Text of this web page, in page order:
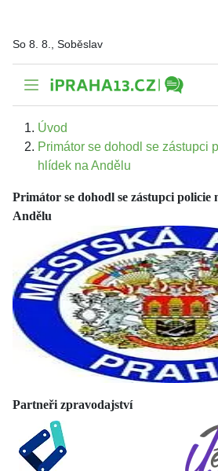
So 8. 8., Soběslav
Úvod
Primátor se dohodl se zástupci
hlídek na Andělu
Primátor se dohodl se zástupci policie
Andělu
Partneři zpravodajství